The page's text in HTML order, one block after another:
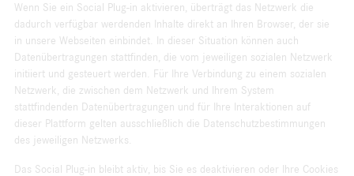
Wenn Sie ein Social Plug-in aktivieren, überträgt das Netzwerk die
dadurch verfügbar werdenden Inhalte direkt an Ihren Browser, der sie
in unsere Webseiten einbindet. In dieser Situation können auch
Datenübertragungen stattfinden, die vom jeweiligen sozialen Netzwerk
initiiert und gesteuert werden. Für Ihre Verbindung zu einem sozialen
Netzwerk, die zwischen dem Netzwerk und Ihrem System
stattfindenden Datenübertragungen und für Ihre Interaktionen auf
dieser Plattform gelten ausschließlich die Datenschutzbestimmungen
des jeweiligen Netzwerks.
Das Social Plug-in bleibt aktiv, bis Sie es deaktivieren oder Ihre Cookies